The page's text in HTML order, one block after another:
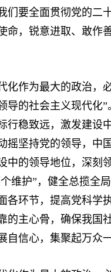
们要全面贯彻党的二
命，锐意进取、敢作
作为最大的政治，
导的社会主义现代化
行稳致远，激发建设
摇坚持党的领导，中
中的领导地位，深刻
维护”，健全总揽全
各环节，提高党科学
的主心骨，确保我国
自信心，集聚起万众